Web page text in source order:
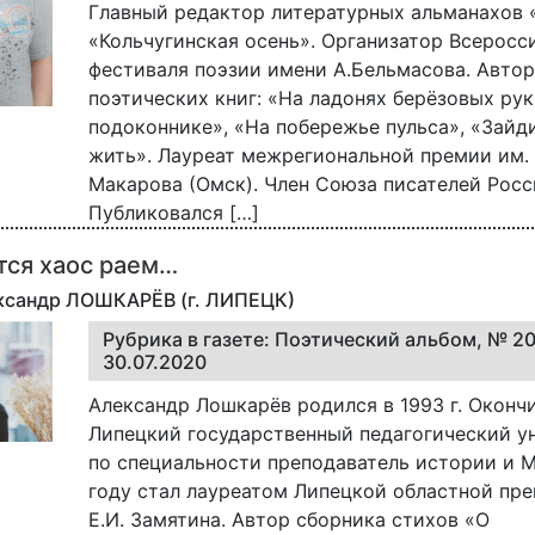
Главный редактор литературных альманахов
«Кольчугинская осень». Организатор
фестиваля поэзии имени А.Бельмасова. Автор
поэтических книг: «На ладонях берёзовых
подоконнике», «На побережье пульса»,
жить». Лауреат межрегиональной премии им.
Макарова (Омск). Член Союза писателей
Публиковался […]
хаос раем…
ЛОШКАРЁВ (г. ЛИПЕЦК)
Рубрика в газете: Поэтический альбом, №
30.07.2020
Александр Лошкарёв родился в 1993 г.
Липецкий государственный педагогический
по специальности преподаватель истории и
году стал лауреатом Липецкой областной
Е.И. Замятина. Автор сборника стихов «О